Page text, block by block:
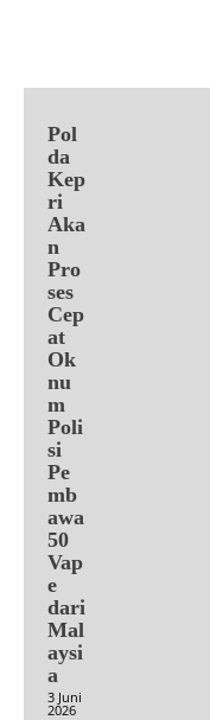
Pol
da
Kep
ri
Aka
n
Pro
ses
Cep
at
Ok
nu
m
Poli
si
Pe
mb
awa
50
Vap
e
dari
Mal
aysi
a
3 Juni
2026